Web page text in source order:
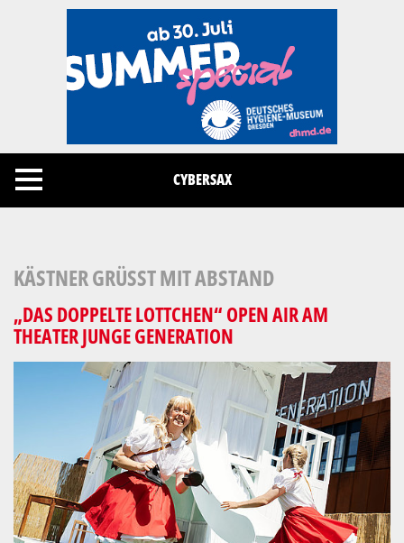
CYBERSAX
KÄSTNER GRÜSST MIT ABSTAND
„DAS DOPPELTE LOTTCHEN“ OPEN AIR AM
THEATER JUNGE GENERATION
Cookies management panel